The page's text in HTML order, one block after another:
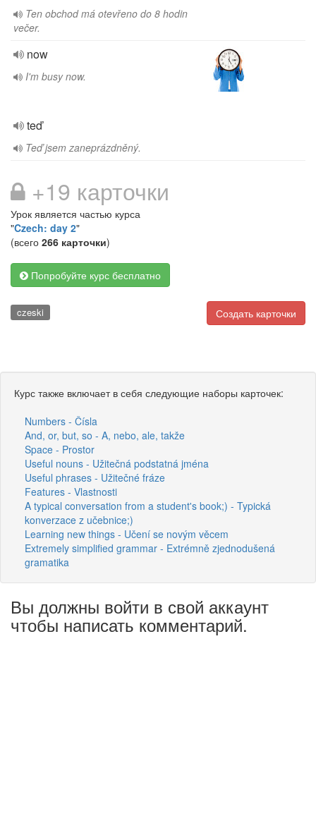
Ten obchod má otevřeno do 8 hodin
večer.
now
I'm busy now.
teď
Teď jsem zaneprázdněný.
+19 карточки
Урок является частью курса
"Czech: day 2"
(всего 266 карточки)
Попробуйте курс бесплатно
Создать карточки
czeski
Курс также включает в себя следующие наборы карточек:
Numbers - Čísla
And, or, but, so - A, nebo, ale, takže
Space - Prostor
Useful nouns - Užitečná podstatná jména
Useful phrases - Užitečné fráze
Features - Vlastnosti
A typical conversation from a student's book;) - Typická
konverzace z učebnice;)
Learning new things - Učení se novým věcem
Extremely simplified grammar - Extrémně zjednodušená
gramatika
Вы должны войти в свой аккаунт
чтобы написать комментарий.